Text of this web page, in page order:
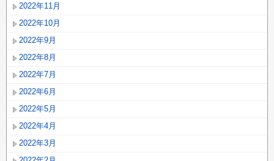
2022年11月
2022年10月
2022年9月
2022年8月
2022年7月
2022年6月
2022年5月
2022年4月
2022年3月